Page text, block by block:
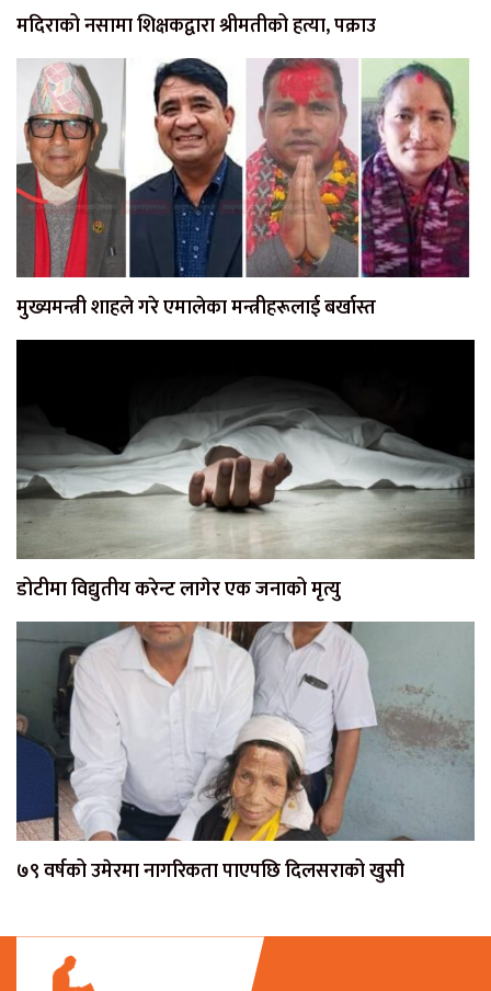
मदिराको नसामा शिक्षकद्वारा श्रीमतीको हत्या, पक्राउ
मुख्यमन्त्री शाहले गरे एमालेका मन्त्रीहरूलाई बर्खास्त
डोटीमा विद्युतीय करेन्ट लागेर एक जनाको मृत्यु
७९ वर्षको उमेरमा नागरिकता पाएपछि दिलसराको खुसी